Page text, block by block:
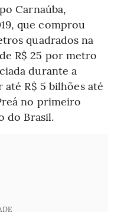
Carnaúba,
que comprou
quadrados na
R$ 25 por metro
durante a
R$ 5 bilhões até
no primeiro
do Brasil.